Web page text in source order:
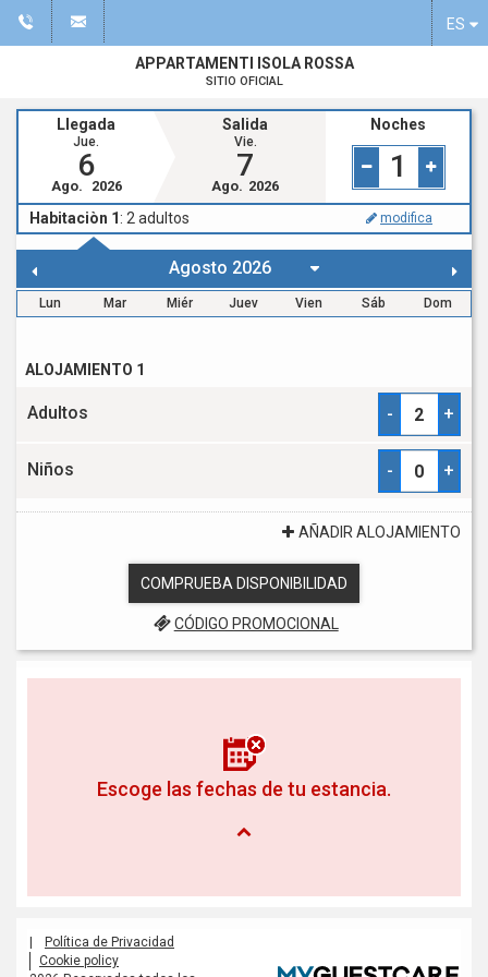
APPARTAMENTI ISOLA ROSSA
SITIO OFICIAL
ES
Llegada
Jue.
6
Ago. 2026
Salida
Vie.
7
Ago. 2026
Noches
1
Habitaciòn 1 : 2 adultos modifica
Lun Mar Miér Juev Vien Sáb Dom
ALOJAMIENTO 1
Adultos - +
Niños - +
AÑADIR ALOJAMIENTO
COMPRUEBA DISPONIBILIDAD
CÓDIGO PROMOCIONAL
Escoge las fechas de tu estancia.
Política de Privacidad
Cookie policy